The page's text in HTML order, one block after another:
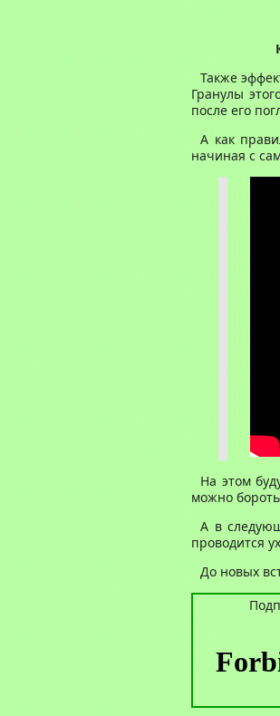
Также
Гранулы
после его
А как
начиная с
На этом
можно
А в
проводится
До новых